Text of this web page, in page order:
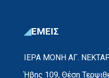
ΕΜΕΙΣ
ΙΕΡΑ ΜΟΝΗ ΑΓ.
Ήβης 109, Θέση